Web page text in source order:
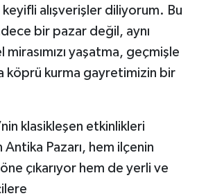
alışverişler diliyorum. Bu
bir pazar değil, aynı
yaşatma, geçmişle
köprü kurma gayretimizin bir
klasikleşen etkinlikleri
Antika Pazarı, hem ilçenin
çıkarıyor hem de yerli ve